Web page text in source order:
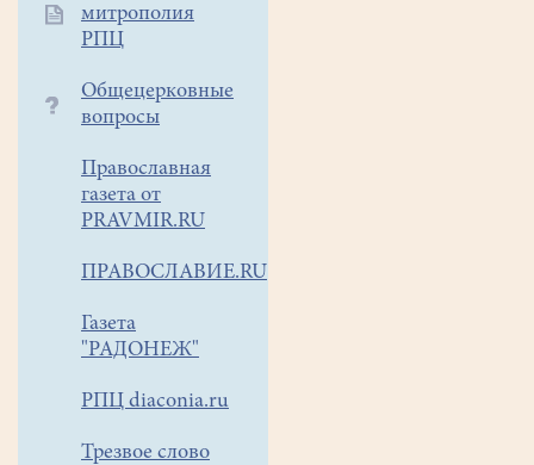
митрополия
РПЦ
Общецерковные
вопросы
Православная
газета от
PRAVMIR.RU
ПРАВОСЛАВИЕ.RU
Газета
"РАДОНЕЖ"
РПЦ diaconia.ru
Трезвое слово